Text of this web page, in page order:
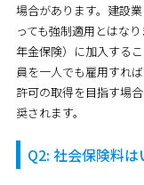
場合があります。建設
っても強制適用とはな
年金保険）に加入する
員を一人でも雇用すれ
許可の取得を目指す場
奨されます。
Q2: 社会保険料